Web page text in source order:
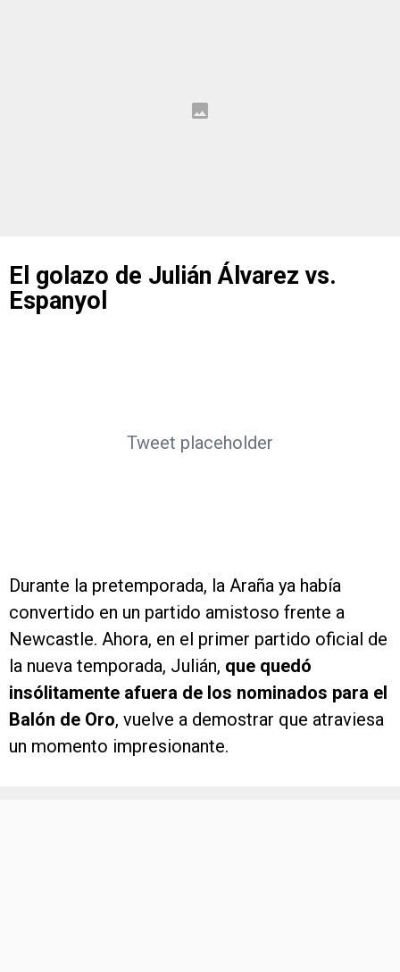
El golazo de Julián Álvarez vs.
Espanyol
Tweet placeholder
Durante la pretemporada, la Araña ya había
convertido en un partido amistoso frente a
Newcastle. Ahora, en el primer partido oficial de
la nueva temporada, Julián, que quedó
insólitamente afuera de los nominados para el
Balón de Oro, vuelve a demostrar que atraviesa
un momento impresionante.